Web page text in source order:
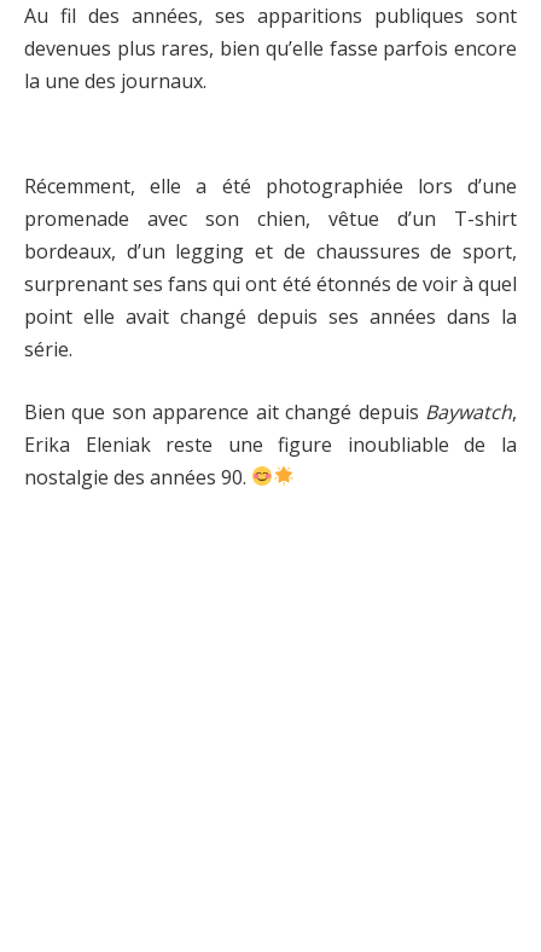
Au fil des années, ses apparitions publiques sont
devenues plus rares, bien qu’elle fasse parfois encore
la une des journaux.
Récemment, elle a été photographiée lors d’une
promenade avec son chien, vêtue d’un T-shirt
bordeaux, d’un legging et de chaussures de sport,
surprenant ses fans qui ont été étonnés de voir à quel
point elle avait changé depuis ses années dans la
série.
Bien que son apparence ait changé depuis Baywatch,
Erika Eleniak reste une figure inoubliable de la
nostalgie des années 90.